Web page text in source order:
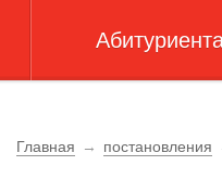
Главная → постановления